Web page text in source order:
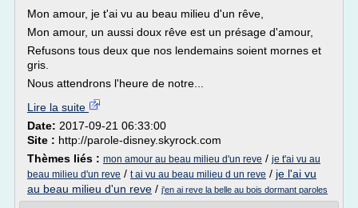
Mon amour, je t'ai vu au beau milieu d'un rêve,
Mon amour, un aussi doux rêve est un présage d'amour,
Refusons tous deux que nos lendemains soient mornes et
gris.
Nous attendrons l'heure de notre...
Lire la suite
Date: 2017-09-21 06:33:00
Site : http://parole-disney.skyrock.com
Thèmes liés : mon amour au beau milieu d'un reve / je t'ai vu au
beau milieu d'un reve / t ai vu au beau milieu d un reve / je l'ai vu
au beau milieu d'un reve / j'en ai reve la belle au bois dormant paroles